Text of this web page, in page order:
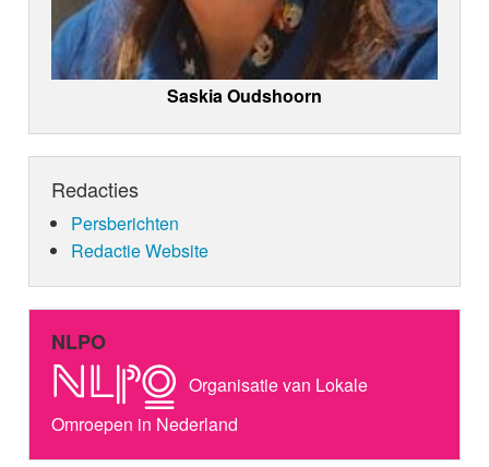
Saskia Oudshoorn
Redacties
Persberichten
Redactie Website
NLPO
Organisatie van Lokale
Omroepen in Nederland